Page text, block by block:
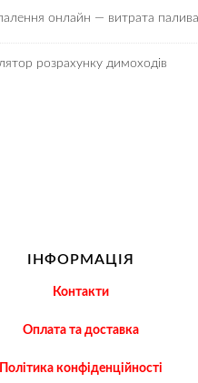
онлайн — витрата
розрахунку димоходів
ІНФОРМАЦІЯ
Контакти
Оплата та доставка
Політика конфіденційності